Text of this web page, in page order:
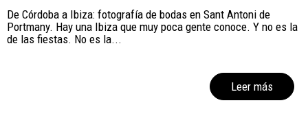
De Córdoba a Ibiza: fotografía de bodas en Sant Antoni de
Portmany. Hay una Ibiza que muy poca gente conoce. Y no es la
de las fiestas. No es la...
Leer más